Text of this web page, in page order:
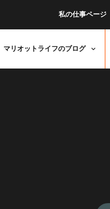
私の仕事ページ
マリオットライフのブログ